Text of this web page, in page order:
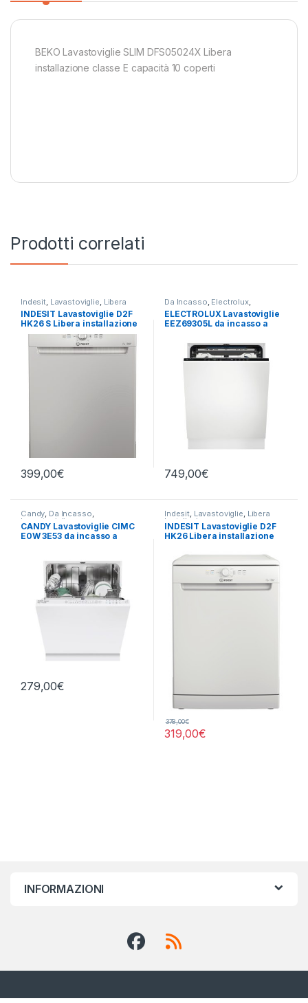
BEKO Lavastoviglie SLIM DFS05024X Libera
installazione classe E capacità 10 coperti
Prodotti correlati
Indesit Lavastoviglie Libera
Installazione
INDESIT Lavastoviglie D2F
HK26 S Libera installazione
14 coperti
399,00€
Da Incasso Electrolux,
Lavastoviglie
ELECTROLUX Lavastoviglie
EEZ69305L da incasso a
749,00€
Candy, Da Incasso,
Lavastoviglie
CANDY Lavastoviglie CIMC
E0W 3E53 da incasso a
279,00€
Indesit, Lavastoviglie, Libera
Installazione
INDESIT Lavastoviglie D2F
HK26 Libera installazione
319,00€
378,00€
INFORMAZIONI